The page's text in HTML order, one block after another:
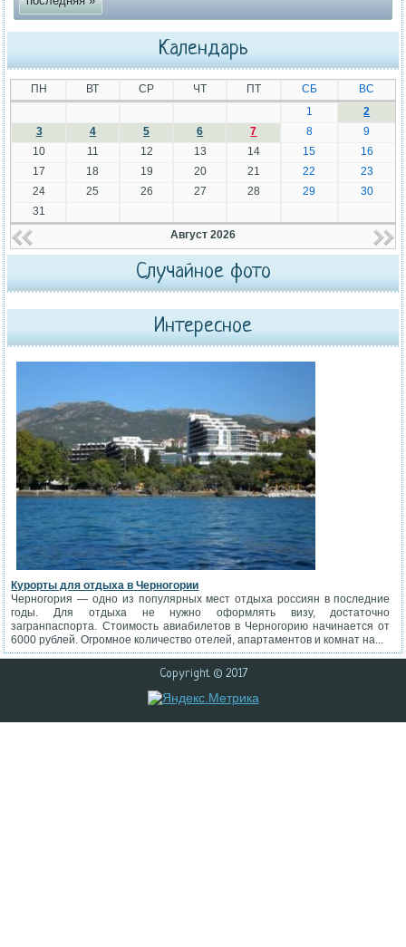
Календарь
ПН ВТ СР ЧТ ПТ СБ
ВС
1
2
3
4 5 6 7 8
9
10
11 12 13 14 15
16
17
18 19 20 21 22
23
24
25 26 27 28 29
30
31
Август 2026
Случайное фото
Интересное
Курорты для отдыха в Черногории
Черногория — одно из популярных мест отдыха россиян в последние
годы. Для отдыха не нужно оформлять визу, достаточно
загранпаспорта. Стоимость авиабилетов в Черногорию начинается от
6000 рублей. Огромное количество отелей, апартаментов и комнат на...
Copyright © 2017